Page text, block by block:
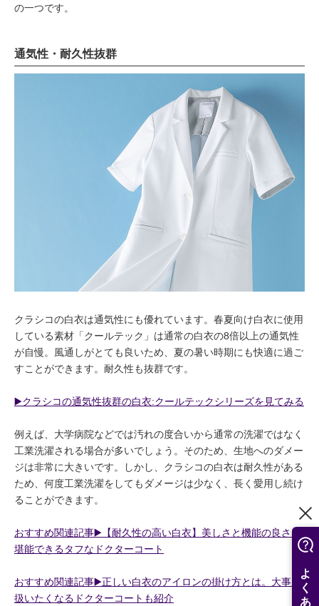
の一つです。
通気性・耐久性抜群
クラシコの白衣は通気性にも優れています。春夏向け白衣に使用
している素材「クールテック」は通常の白衣の8倍以上の通気性
が自慢。風通しがとても良いため、夏の暑い時期にも快適に過ご
すことができます。耐久性も抜群です。
▶️クラシコの通気性抜群の白衣:クールテックシリーズを見てみる
例えば、大学病院などでは汚れの度合いから通常の洗濯ではなく
工業洗濯される場合が多いでしょう。そのため、生地へのダメー
ジは非常に大きいです。しかし、クラシコの白衣は耐久性がある
ため、何度工業洗濯をしてもダメージは少なく、長く愛用し続け
ることができます。
おすすめ関連記事▶️【耐久性の高い白衣】美しさと機能の良さを
堪能できるタフなドクターコート
おすすめ関連記事▶️正しい白衣のアイロンの掛け方とは。大事に
扱いたくなるドクターコートも紹介